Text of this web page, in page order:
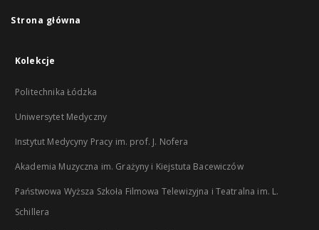
Strona główna
Kolekcje
Politechnika Łódzka
Uniwersytet Medyczny
Instytut Medycyny Pracy im. prof. J. Nofera
Akademia Muzyczna im. Grażyny i Kiejstuta Bacewiczów
Państwowa Wyższa Szkoła Filmowa Telewizyjna i Teatralna im. L.
Schillera